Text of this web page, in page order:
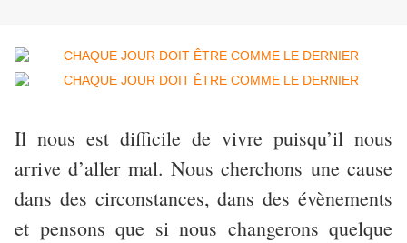
Il nous est difficile de vivre puisqu’il nous
arrive d’aller mal. Nous cherchons une cause
dans des circonstances, dans des évènements
et pensons que si nous changerons quelque